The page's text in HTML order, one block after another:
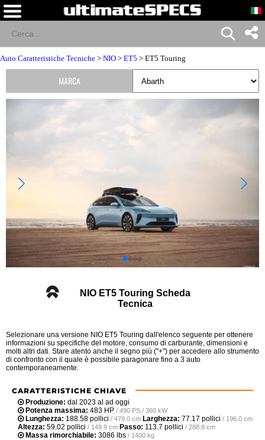
Auto Caratteristiche Tecniche > NIO > ET5 > ET5 Touring
NIO ET5 Touring Scheda
Tecnica
Selezionare una versione NIO ET5 Touring dall'elenco seguente per ottenere
informazioni su specifiche del motore, consumo di carburante, dimensioni e
molti altri dati. Stare atento anche il segno più ("+") per accedere allo strumento
di confronto con il quale è possibile paragonare fino a 3 auto
contemporaneamente.
CARATTERISTICHE CHIAVE
Produzione: dal 2023 al ad oggi
Potenza massima: 483 HP / 490 PS / 360 kW
Lunghezza: 188.58 pollici / 479.0 cm Larghezza: 77.17 pollici / 196.0 cm
Altezza: 59.02 pollici / 149.9 cm Passo: 113.7 pollici / 288.8 cm
Massa rimorchiabile: 3086 lbs / 1400 kg
MARCA